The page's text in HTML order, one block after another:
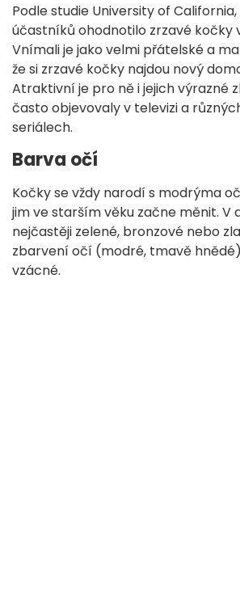
Podle studie University of California,
účastníků ohodnotilo zrzavé kočky
Vnímali je jako velmi přátelské a
že si zrzavé kočky najdou nový
Atraktivní je pro ně i jejich výrazné
často objevovaly v televizi a
seriálech.
Barva očí
Kočky se vždy narodí s modrýma
jim ve starším věku začne měnit. V
nejčastěji zelené, bronzové nebo
zbarvení očí (modré, tmavě
vzácné.